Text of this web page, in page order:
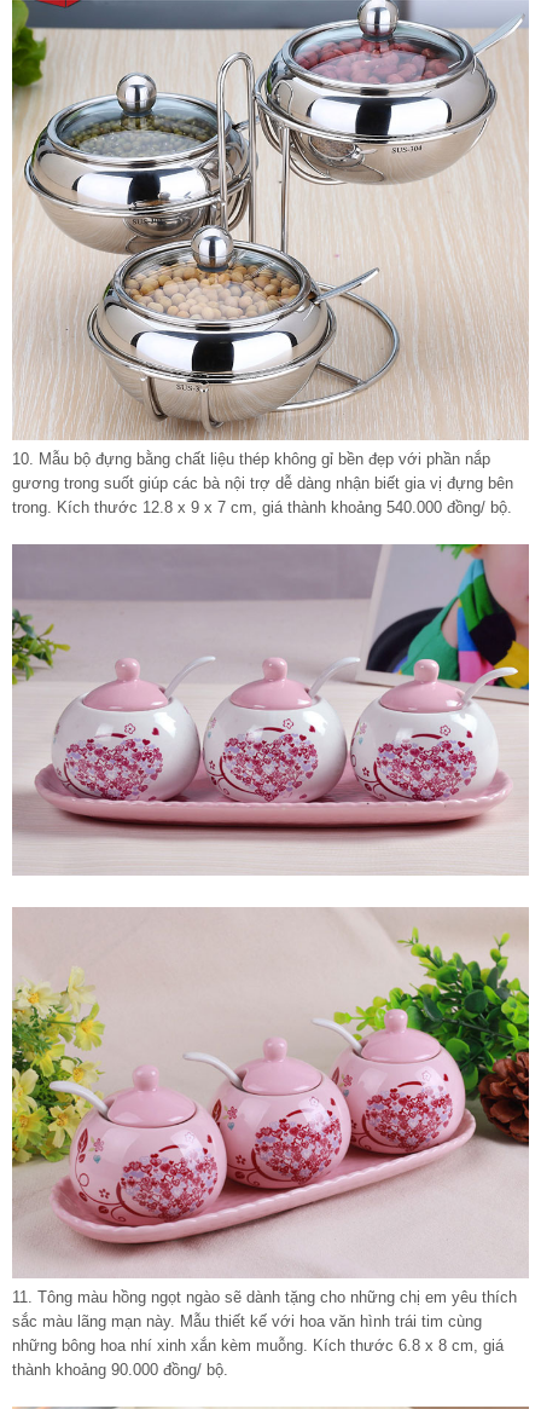
10. Mẫu bộ đựng bằng chất liệu thép không gỉ bền đẹp với phần nắp
gương trong suốt giúp các bà nội trợ dễ dàng nhận biết gia vị đựng bên
trong. Kích thước 12.8 x 9 x 7 cm, giá thành khoảng 540.000 đồng/ bộ.
11. Tông màu hồng ngọt ngào sẽ dành tặng cho những chị em yêu thích
sắc màu lãng mạn này. Mẫu thiết kế với hoa văn hình trái tim cùng
những bông hoa nhí xinh xắn kèm muỗng. Kích thước 6.8 x 8 cm, giá
thành khoảng 90.000 đồng/ bộ.